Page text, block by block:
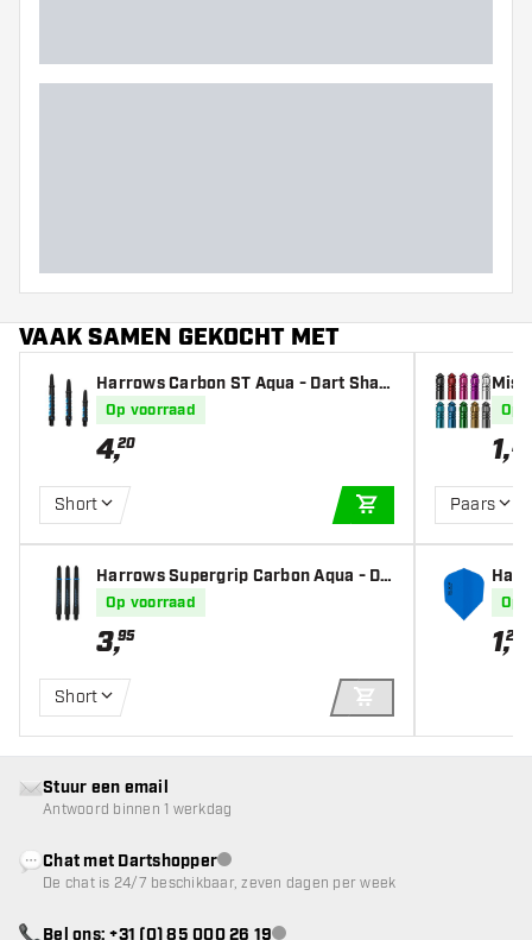
VAAK SAMEN GEKOCHT MET
Harrows Carbon ST Aqua - Dart Shaft
Op voorraad
4,20
Short
IN WINKELWAGEN
Harrows Supergrip Carbon Aqua - Da
rt Shafts
Op voorraad
3,95
Short
IN WINKELWAGEN
Op
1,-
Paars
Op
1,20
Stuur een email
Antwoord binnen 1 werkdag
Chat met Dartshopperklantenservice niet beschikbaar
De chat is 24/7 beschikbaar, zeven dagen per week
Bel ons: +31 (0) 85 000 26 19